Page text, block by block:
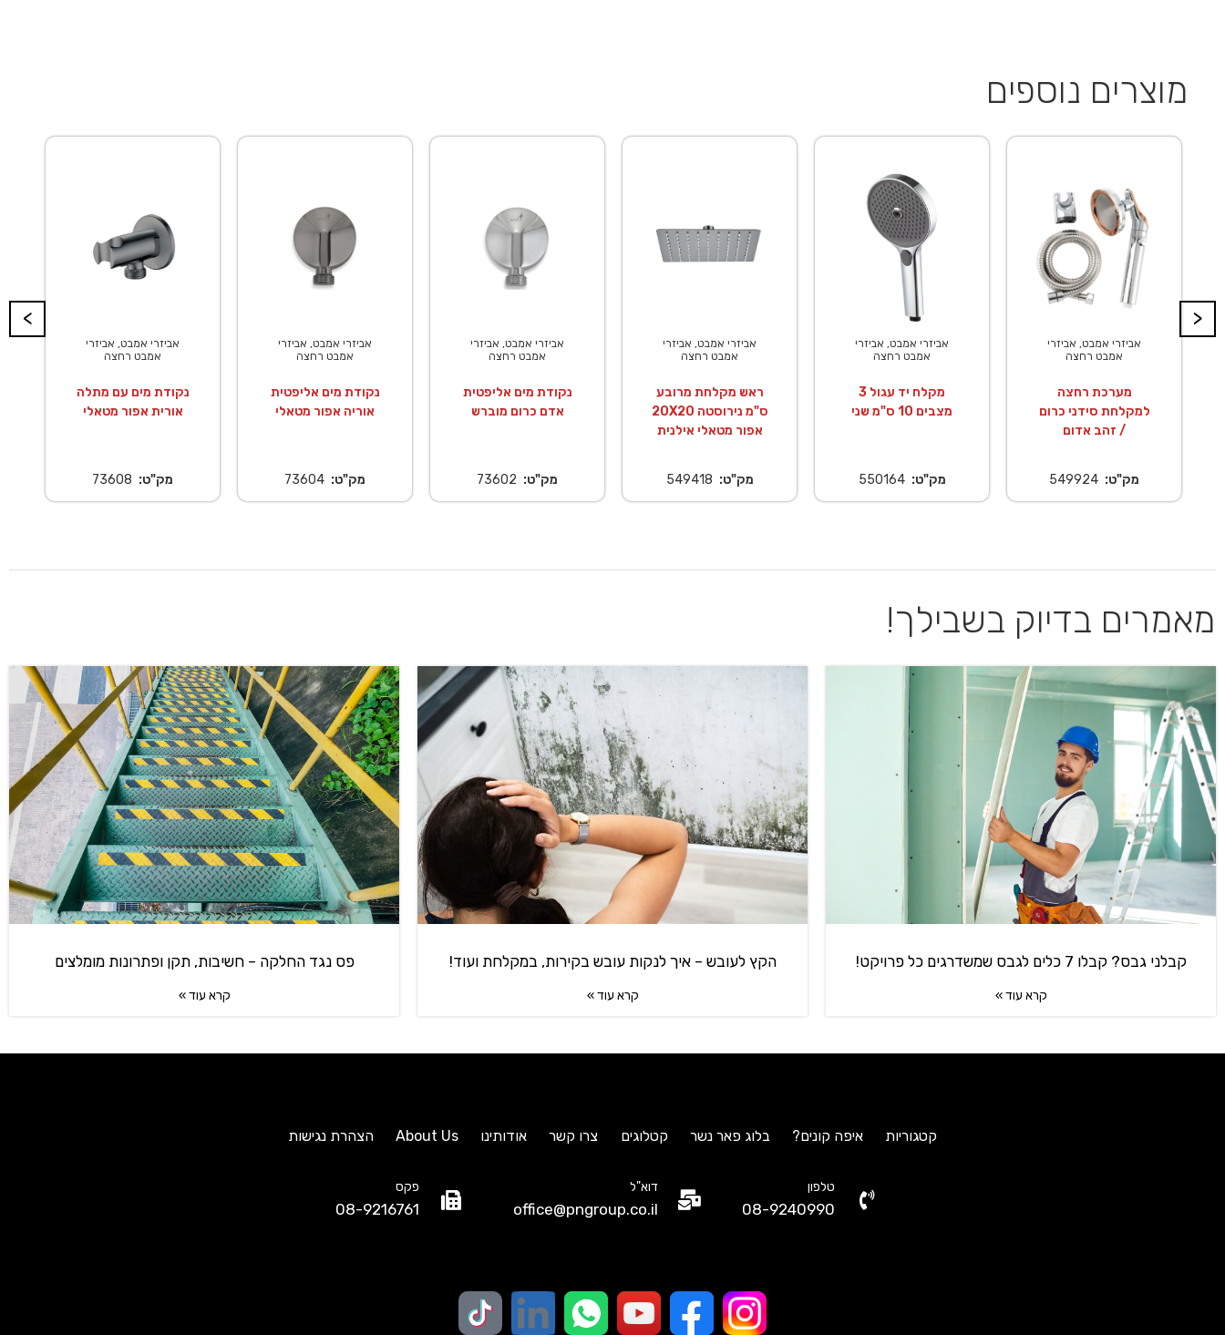
מוצרים נוספים
>
אביזרי אמבט, אביזרי
נירוסטה מחוזק 1.5
מטר אפור מטאלי
549423
אביזרי אמבט, אביזרי
צינור מקלחת
נירוסטה מחוזק 1.5
549428
אביזרי אמבט, אביזרי
מערכת רחצה
למקלחת סידני כרום
/ זהב אדום
549924
אביזרי אמבט, אביזרי
מקלח יד עגול 3
550164
אביזרי אמבט, אביזרי
ראש מקלחת מרובע
20X20 ס"מ נירוסטה
549418
אביזרי אמבט, אביזרי
נקודת מים אליפטית
אדם כרום מוברש
73602
<
מאמרים בדיוק בשבילך!
קבלני גבס? קבלו 7 כלים לגבס שמשדרגים כל פרויקט!
קרא עוד »
הקץ לעובש – איך לנקות עובש בקירות, במקלחת ועוד!
קרא עוד »
פס נגד החלקה – חשיבות, תקן ופתרונות מומלצים
קרא עוד »
קטגוריות איפה קונים? בלוג פאר נשר קטלוגים צרו קשר אודותינו About Us הצהרת נגישות
טלפון
08-9240990
דוא"ל
office@pngroup.co.il
פקס
08-9216761